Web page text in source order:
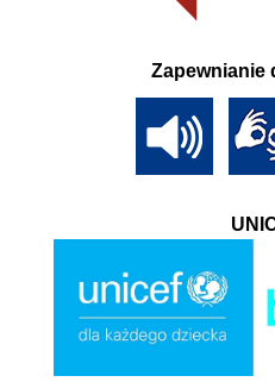
Zapewnianie